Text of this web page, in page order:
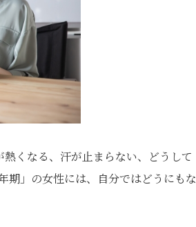
くなる、汗が止まらない、どうして
期」の女性には、自分ではどうにもな